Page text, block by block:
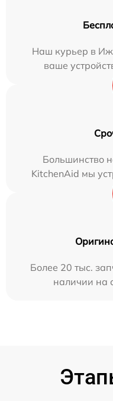
Наш курьер в
ваше
Большинство
KitchenAid мы
Более 20 тыс.
наличии на